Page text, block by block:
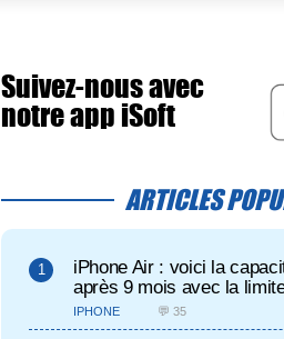
Suivez-nous avec
notre app iSoft
ARTICLES
iPhone Air : voici la
après 9 mois avec la
IPHONE 💬 35